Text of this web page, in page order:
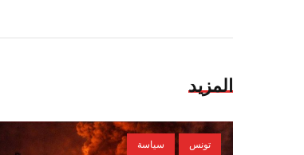
المزيد
تونس سياسة